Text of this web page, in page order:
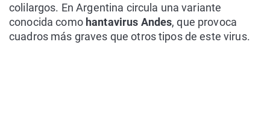
colilargos. En Argentina circula una variante
conocida como hantavirus Andes, que provoca
cuadros más graves que otros tipos de este virus.